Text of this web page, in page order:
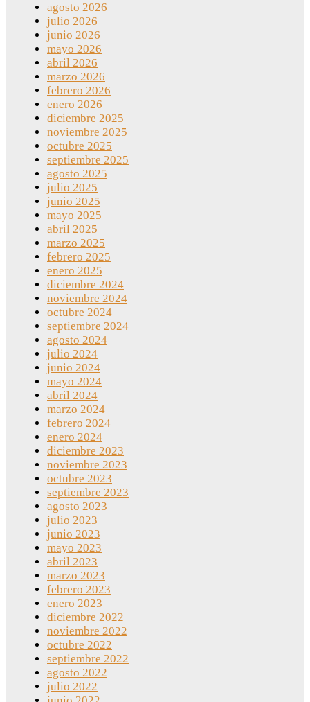
agosto 2026
julio 2026
junio 2026
mayo 2026
abril 2026
marzo 2026
febrero 2026
enero 2026
diciembre 2025
noviembre 2025
octubre 2025
septiembre 2025
agosto 2025
julio 2025
junio 2025
mayo 2025
abril 2025
marzo 2025
febrero 2025
enero 2025
diciembre 2024
noviembre 2024
octubre 2024
septiembre 2024
agosto 2024
julio 2024
junio 2024
mayo 2024
abril 2024
marzo 2024
febrero 2024
enero 2024
diciembre 2023
noviembre 2023
octubre 2023
septiembre 2023
agosto 2023
julio 2023
junio 2023
mayo 2023
abril 2023
marzo 2023
febrero 2023
enero 2023
diciembre 2022
noviembre 2022
octubre 2022
septiembre 2022
agosto 2022
julio 2022